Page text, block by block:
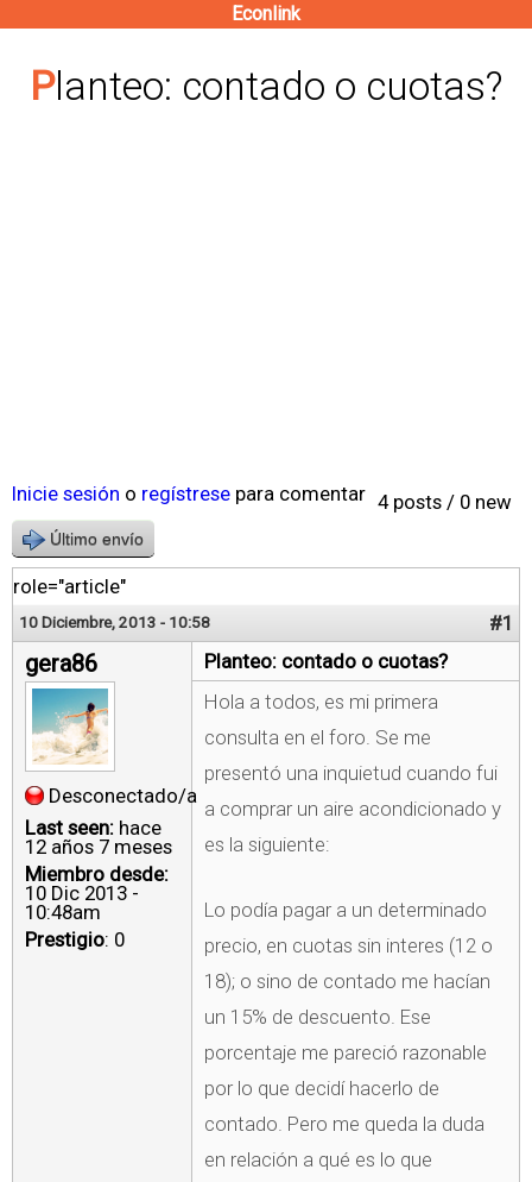
contenido
Econlink
Planteo: contado o cuotas?
4 posts / 0 new
Inicie sesión o regístrese para comentar
Último envío
role="article"
10 Diciembre, 2013 - 10:58 #1
gera86
Desconectado/a
Last seen: hace
12 años 7 meses
Miembro desde:
10 Dic 2013 -
10:48am
Prestigio: 0
Planteo: contado o cuotas?
Hola a todos, es mi primera
consulta en el foro. Se me
presentó una inquietud cuando fui
a comprar un aire acondicionado y
es la siguiente:
Lo podía pagar a un determinado
precio, en cuotas sin interes (12 o
18); o sino de contado me hacían
un 15% de descuento. Ese
porcentaje me pareció razonable
por lo que decidí hacerlo de
contado. Pero me queda la duda
en relación a qué es lo que